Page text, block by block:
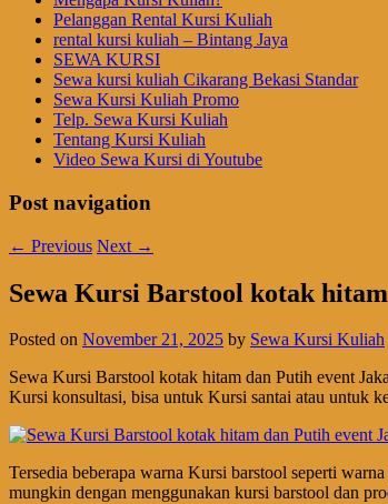
Pelanggan Rental Kursi Kuliah
rental kursi kuliah – Bintang Jaya
SEWA KURSI
Sewa kursi kuliah Cikarang Bekasi Standar
Sewa Kursi Kuliah Promo
Telp. Sewa Kursi Kuliah
Tentang Kursi Kuliah
Video Sewa Kursi di Youtube
Post navigation
← Previous Next →
Sewa Kursi Barstool kotak
Posted on November 21, 2025 by Sewa Kursi Kuliah
Sewa Kursi Barstool kotak hitam dan Putih event
Kursi konsultasi, bisa untuk Kursi santai atau untuk
Tersedia beberapa warna Kursi barstool seperti
mungkin dengan menggunakan kursi barstool dan